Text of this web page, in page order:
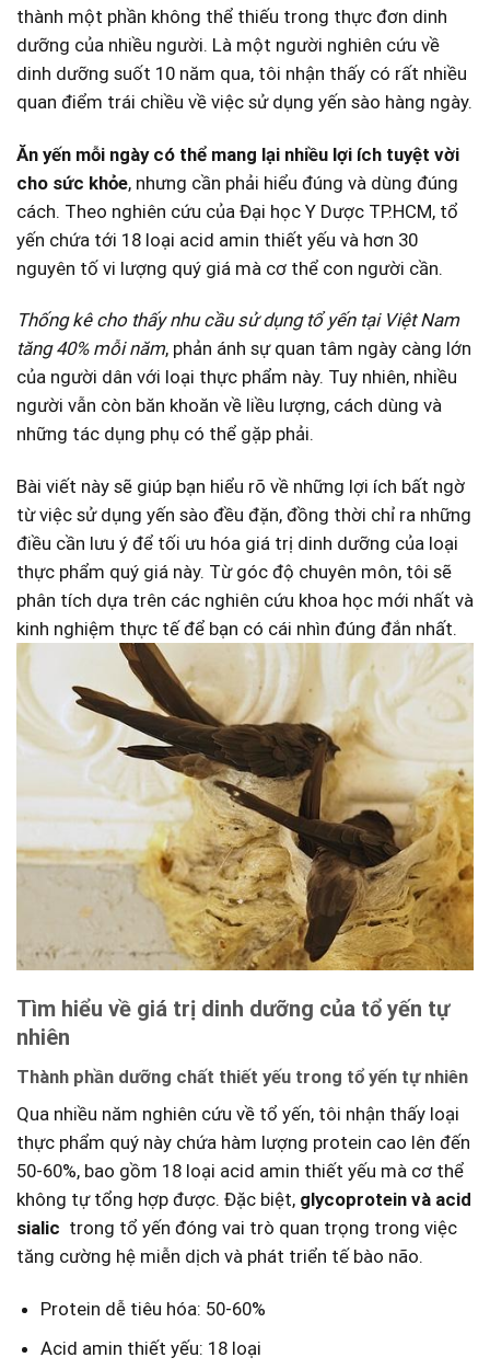
‍thành một phần ⁢không thể ⁤thiếu ⁤trong⁢ thực đơn dinh ​
dưỡng của nhiều người. Là một người nghiên cứu về
dinh dưỡng ⁢suốt ⁤10 năm qua, tôi nhận⁣ thấy có rất nhiều
quan ⁤điểm trái chiều⁢ về ‍việc sử dụng⁢ yến sào hàng ngày.
Ăn yến mỗi ngày có thể ⁤mang lại nhiều lợi ích tuyệt⁤ vời⁣
cho sức khỏe, ⁣nhưng cần phải hiểu đúng và dùng đúng
cách.​ Theo⁢ nghiên cứu của⁢ Đại học Y Dược TP.HCM, tổ
yến chứa tới⁣ 18 loại acid amin thiết yếu⁣ và ​hơn⁤ 30
nguyên tố ‌vi ‌lượng quý giá ⁣mà cơ thể con người cần.
Thống⁢ kê ⁣cho thấy nhu cầu sử dụng​ tổ yến tại‍ Việt Nam
tăng 40% mỗi năm, phản‍ ánh sự quan tâm ngày càng lớn
của người ⁢dân với loại thực ‍phẩm này. Tuy nhiên, ⁤nhiều
người vẫn còn⁢ băn khoăn về liều lượng, cách​ dùng và
những ⁢tác ⁢dụng phụ có⁣ thể gặp phải.
Bài viết này‌ sẽ giúp bạn hiểu rõ về ⁣những lợi ích bất ngờ
‌từ việc sử dụng ⁢yến sào đều đặn, đồng thời chỉ​ ra những
điều cần lưu ý để tối ưu ⁣hóa giá trị ‍dinh dưỡng⁣ của loại
thực phẩm‍ quý giá này. Từ góc độ chuyên​ môn, tôi sẽ
phân tích dựa trên các nghiên cứu⁤ khoa học mới nhất và⁣
kinh⁣ nghiệm thực ​tế⁢ để bạn có cái ‍nhìn đúng đắn nhất.
Tìm ​hiểu về ​giá trị​ dinh dưỡng của tổ yến tự
nhiên
Thành phần dưỡng⁣ chất ‍thiết yếu trong tổ⁣ yến tự nhiên
Qua nhiều năm ⁢nghiên cứu về‍ tổ yến, tôi nhận thấy loại
thực phẩm quý ‌này chứa⁢ hàm lượng ⁣protein​ cao lên đến
50-60%, bao gồm 18 loại acid amin thiết yếu ‍mà cơ​ thể
không tự tổng hợp được. Đặc biệt, glycoprotein và⁤ acid
sialic ‌ trong ​tổ yến⁢ đóng vai⁣ trò quan trọng trong việc
‍tăng cường hệ miễn dịch và⁢ phát triển⁤ tế bào ​não.
Protein dễ tiêu hóa: 50-60%
Acid amin ⁢thiết yếu: 18 ​loại